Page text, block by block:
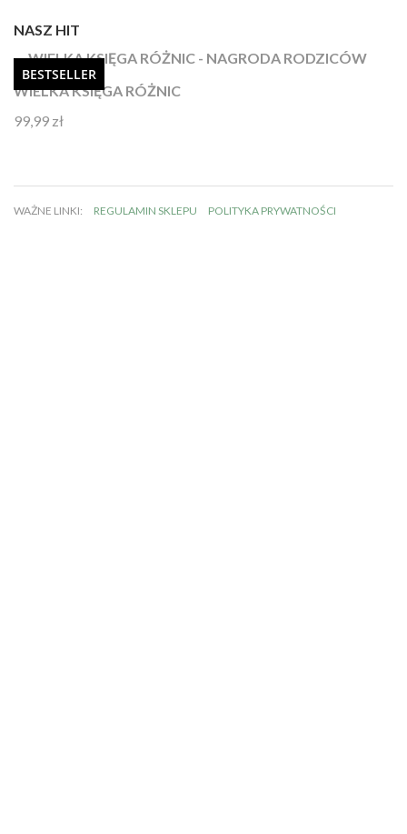
NASZ HIT
BESTSELLER
WIELKA KSIĘGA RÓŻNIC
Oceniono
99,99 zł
WAŻNE LINKI: REGULAMIN SKLEPU POLITYKA PRYWATNOŚCI